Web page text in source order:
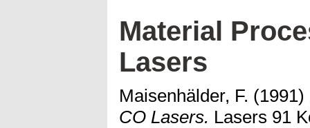
Material
Lasers
Maisenhälder, F. (1991)
CO Lasers. Lasers 91